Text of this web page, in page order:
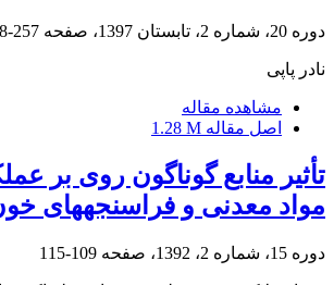
دوره 20، شماره 2، تابستان 1397، صفحه 257-268
نادر پاپی
مشاهده مقاله
اصل مقاله 1.28 M
تأثیر منابع گوناگون روی بر
مواد معدنی و فراسنجه‏های
دوره 15، شماره 2، 1392، صفحه 109-115